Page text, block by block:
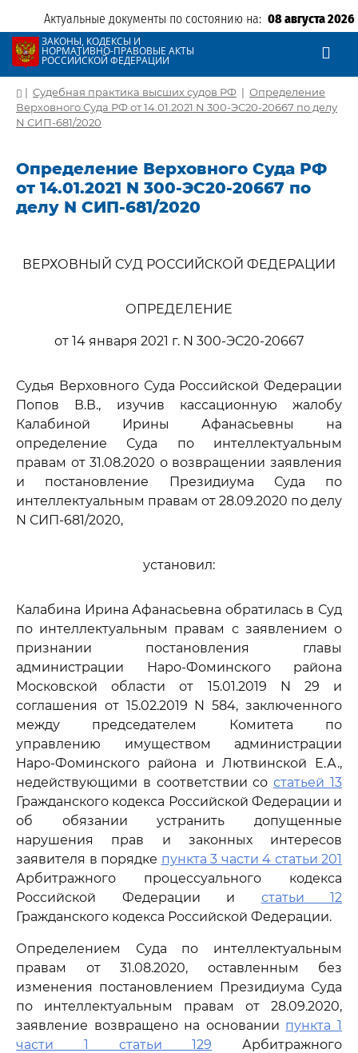
Актуальные документы по состоянию на: 08 августа 2026
ЗАКОНЫ, КОДЕКСЫ И
НОРМАТИВНО-ПРАВОВЫЕ АКТЫ
РОССИЙСКОЙ ФЕДЕРАЦИИ
| Судебная практика высших судов РФ | Определение
Верховного Суда РФ от 14.01.2021 N 300-ЭС20-20667 по делу
N СИП-681/2020
Определение Верховного Суда РФ
от 14.01.2021 N 300-ЭС20-20667 по
делу N СИП-681/2020
ВЕРХОВНЫЙ СУД РОССИЙСКОЙ ФЕДЕРАЦИИ
ОПРЕДЕЛЕНИЕ
от 14 января 2021 г. N 300-ЭС20-20667
Судья Верховного Суда Российской Федерации
Попов В.В., изучив кассационную жалобу
Калабиной Ирины Афанасьевны на
определение Суда по интеллектуальным
правам от 31.08.2020 о возвращении заявления
и постановление Президиума Суда по
интеллектуальным правам от 28.09.2020 по делу
N СИП-681/2020,
установил:
Калабина Ирина Афанасьевна обратилась в Суд
по интеллектуальным правам с заявлением о
признании постановления главы
администрации Наро-Фоминского района
Московской области от 15.01.2019 N 29 и
соглашения от 15.02.2019 N 584, заключенного
между председателем Комитета по
управлению имуществом администрации
Наро-Фоминского района и Лютвинской Е.А.,
недействующими в соответствии состатьей 13
Гражданского кодекса Российской Федерации и
об обязании устранить допущенные
нарушения прав и законных интересов
заявителя в порядке пункта 3 части 4 статьи 201
Арбитражного процессуального кодекса
Российской Федерации и статьи 12
Гражданского кодекса Российской Федерации.
Определением Суда по интеллектуальным
правам от 31.08.2020, оставленным без
изменения постановлением Президиума Суда
по интеллектуальным правам от 28.09.2020,
заявление возвращено на основании пункта 1
части 1 статьи 129 Арбитражного